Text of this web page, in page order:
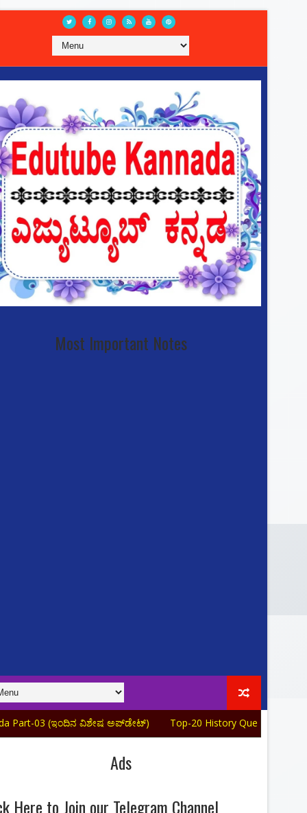
Most Important Notes
(ಇಂದಿನ ವಿಶೇಷ ಅಪ್‌ಡೇಟ್) Top-20 History Question Answers Quiz
Ads
Here to Join our Telegram Channel